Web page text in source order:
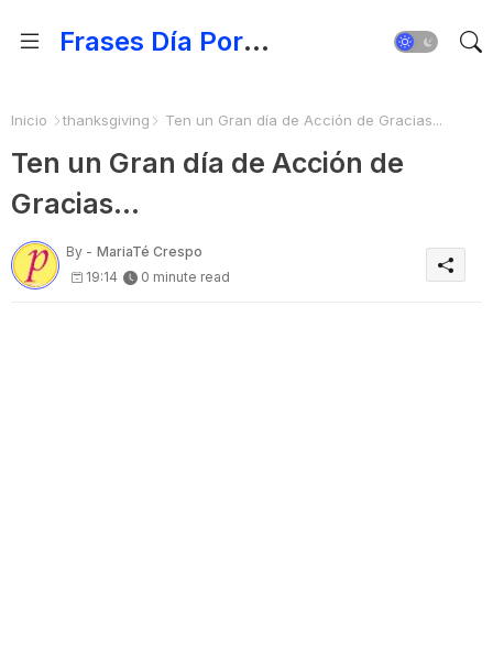
Frases Día Por Día - Para Fortalecer el Espíritu
Inicio thanksgiving Ten un Gran día de Acción de Gracias...
Ten un Gran día de Acción de
Gracias...
By - MariaTé Crespo
19:14
0 minute read